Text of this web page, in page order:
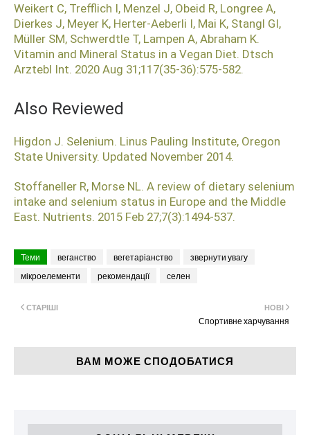
Weikert C, Trefflich I, Menzel J, Obeid R, Longree A,
Dierkes J, Meyer K, Herter-Aeberli I, Mai K, Stangl GI,
Müller SM, Schwerdtle T, Lampen A, Abraham K.
Vitamin and Mineral Status in a Vegan Diet. Dtsch
Arztebl Int. 2020 Aug 31;117(35-36):575-582.
Also Reviewed
Higdon J. Selenium. Linus Pauling Institute, Oregon
State University. Updated November 2014.
Stoffaneller R, Morse NL. A review of dietary selenium
intake and selenium status in Europe and the Middle
East. Nutrients. 2015 Feb 27;7(3):1494-537.
Теми веганство вегетаріанство
звернути увагу
мікроелементи
рекомендації селен
НОВІ
Спортивне харчування
СТАРІШІ
ВАМ МОЖЕ СПОДОБАТИСЯ